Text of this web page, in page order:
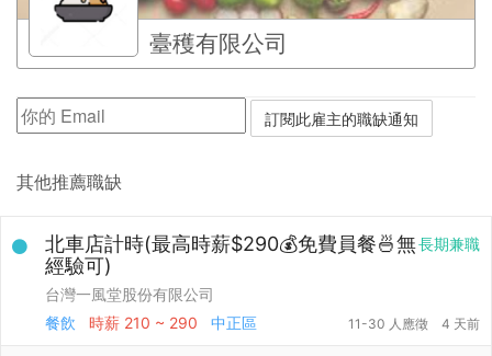
臺穫有限公司
其他推薦職缺
長期兼職
北車店計時(最高時薪$290💰免費員餐🍜無
經驗可)
台灣一風堂股份有限公司
餐飲
時薪 210 ~ 290 中正區 11-30 人應徵 4 天前